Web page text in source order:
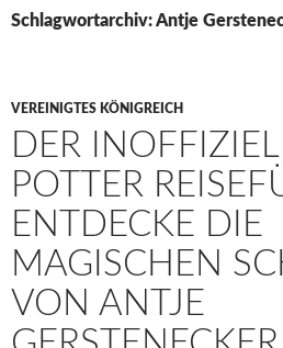
Schlagwortarchiv: Antje
VEREINIGTES KÖNIGREICH
DER
POTTER
ENTDECKE DIE
MAGISCHEN
VON ANTJE